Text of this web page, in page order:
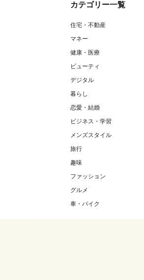
カテゴリー一覧
住宅・不動産
マネー
健康・医療
ビューティ
デジタル
暮らし
恋愛・結婚
ビジネス・学習
メンズスタイル
旅行
趣味
ファッション
グルメ
車・バイク